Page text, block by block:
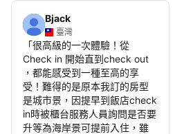
Bjack
臺灣
「很高級的一次體驗！從
Check in 開始直到check out
，都能感受到一種至高的享
受！難得的是原本我訂的房型
是城市景，因提早到飯店check
in時被櫃台服務人員詢問是否要
升等為海岸景可提前入住，雖